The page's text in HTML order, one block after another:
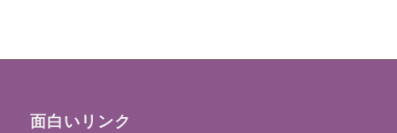
面白いリンク